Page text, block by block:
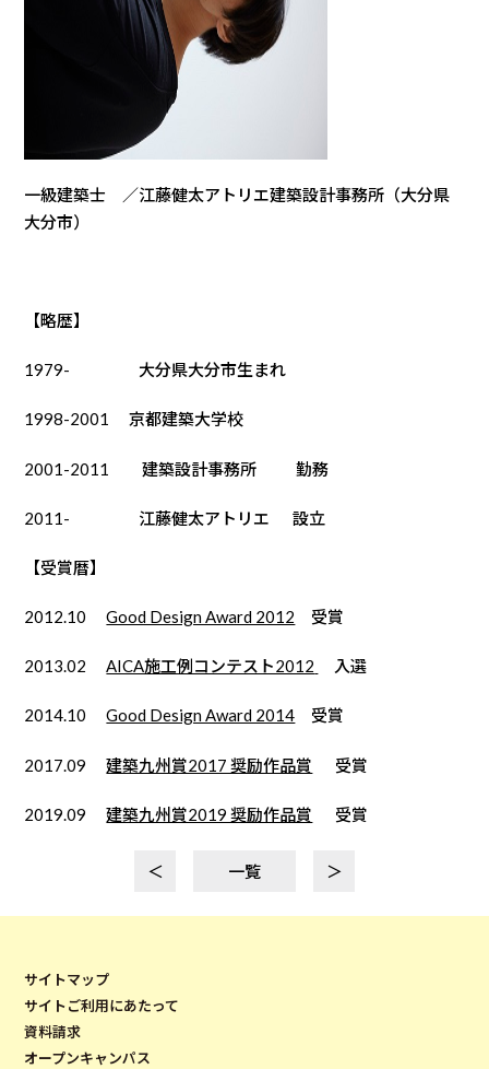
一級建築士 ／江藤健太アトリエ建築設計事務所（大分県
大分市）
【略歴】
1979- 大分県大分市生まれ
1998-2001 京都建築大学校
2001-2011 建築設計事務所 勤務
2011- 江藤健太アトリエ 設立
【受賞暦】
2012.10Good Design Award 2012 受賞
2013.02AICA施工例コンテスト2012 入選
2014.10Good Design Award 2014 受賞
2017.09建築九州賞2017 奨励作品賞 受賞
​​2019.09建築九州賞2019 奨励作品賞 受賞
＜ 一覧 ＞
サイトマップ
サイトご利用にあたって
資料請求
オープンキャンパス